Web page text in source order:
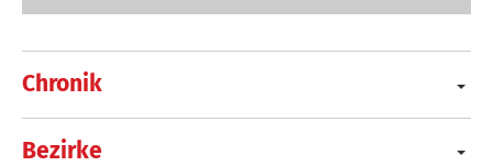
Chronik
Bezirke